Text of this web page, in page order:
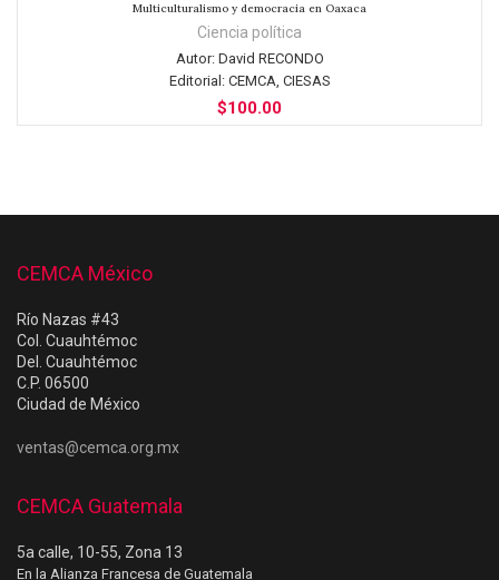
Multiculturalismo y democracia en Oaxaca
Ciencia política
Autor:David RECONDO
Editorial:CEMCA, CIESAS
$100.00
CEMCA México
Río Nazas #43
Col. Cuauhtémoc
Del. Cuauhtémoc
C.P. 06500
Ciudad de México
ventas@cemca.org.mx
CEMCA Guatemala
5a calle, 10-55, Zona 13
En la Alianza Francesa de Guatemala